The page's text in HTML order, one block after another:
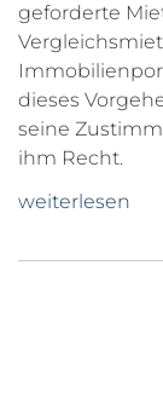
geforderte
dieses
seine
ihm Recht.
weiterlesen